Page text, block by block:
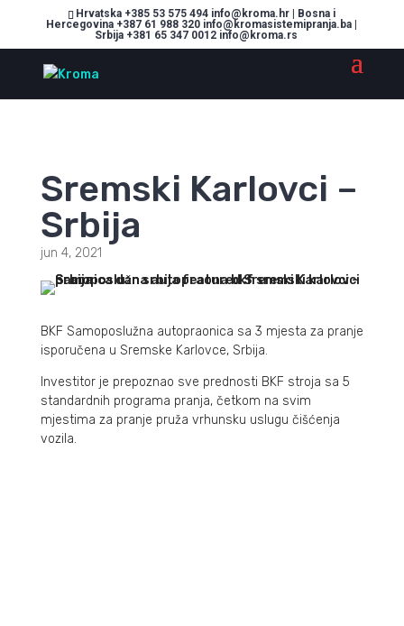
Hrvatska +385 53 575 494 info@kroma.hr | Bosna i
Hercegovina +387 61 988 320 info@kromasistemipranja.ba |
Srbija +381 65 347 0012 info@kroma.rs
Sremski Karlovci –
Srbija
jun 4, 2021
BKF Samoposlužna autopraonica sa 3 mjesta za pranje
isporučena u Sremske Karlovce, Srbija.
Investitor je prepoznao sve prednosti BKF stroja sa 5
standardnih programa pranja, četkom na svim
mjestima za pranje pruža vrhunsku uslugu čišćenja
vozila.